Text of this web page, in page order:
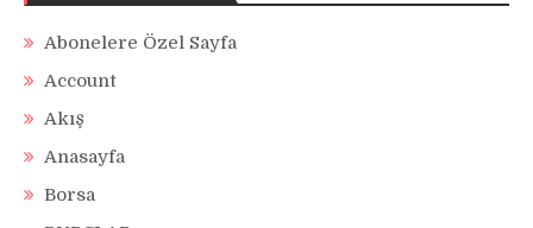
Abonelere Özel Sayfa
Account
Akış
Anasayfa
Borsa